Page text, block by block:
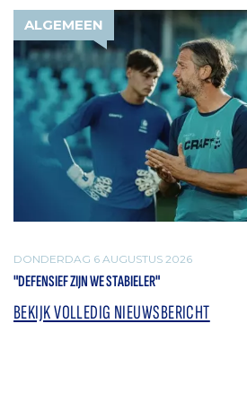
ALGEMEEN
DONDERDAG 6 AUGUSTUS 2026
"DEFENSIEF ZIJN WE STABIELER"
BEKIJK VOLLEDIG NIEUWSBERICHT